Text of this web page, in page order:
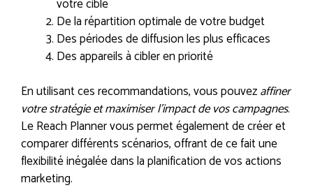
votre cible
De la répartition optimale de votre budget
Des périodes de diffusion les plus efficaces
Des appareils à cibler en priorité
En utilisant ces recommandations, vous pouvezaffiner
votre stratégie et maximiser l’impact de vos campagnes.
Le Reach Planner vous permet également de créer et
comparer différents scénarios, offrant de ce fait une
flexibilité inégalée dans la planification de vos actions
marketing.